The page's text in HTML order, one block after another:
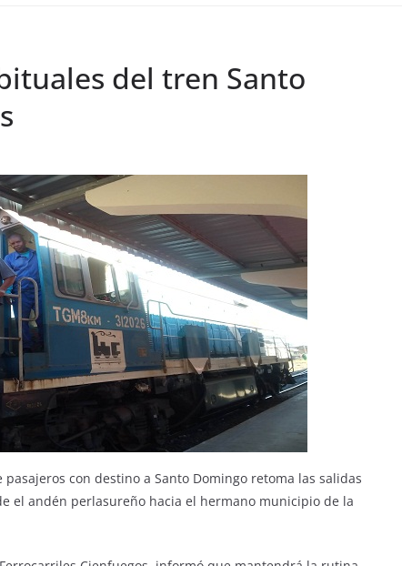
del tren Santo
con destino a Santo Domingo retoma las salidas
el andén perlasureño hacia el hermano municipio de la